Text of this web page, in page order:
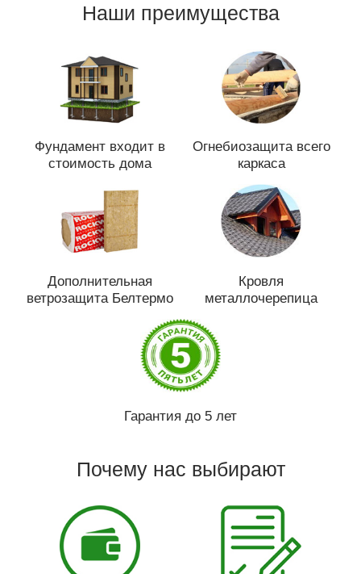
Наши преимущества
Фундамент входит в
стоимость дома
Огнебиозащита всего
каркаса
Дополнительная
ветрозащита Белтермо
Кровля
металлочерепица
Гарантия до 5 лет
Почему нас выбирают